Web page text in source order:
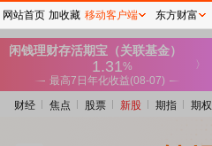
财经 焦点 股票 新股 期指 期权
网站首页 加收藏 移动客户端 东方财富